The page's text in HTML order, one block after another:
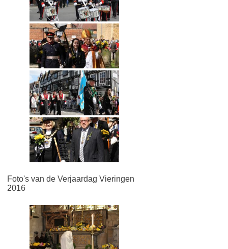
Foto's van de Verjaardag Vieringen
2016